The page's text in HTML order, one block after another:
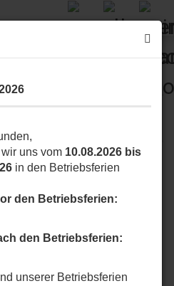
uns vom 10.08.2026 bis
in den Betriebsferien
den Betriebsferien:
den Betriebsferien:
unserer Betriebsferien
Bekleidung? Suchen Sie
Erwarten Sie Optionen im Bereich
Sie sich endlich mal Motorrad-
Finden Sie bei uns eine große
Marke GERMAS. Ob bunt oder
gestylt und außerdem praktisch. Bei
das passendes dabei.